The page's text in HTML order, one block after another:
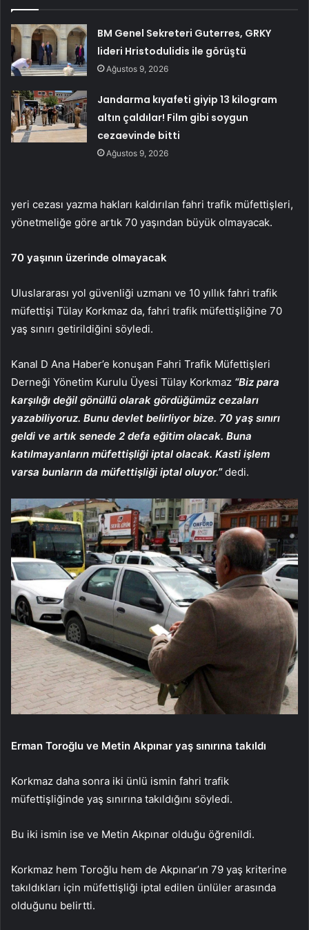
BM Genel Sekreteri Guterres, GRKY
lideri Hristodulidis ile görüştü
Ağustos 9, 2026
Jandarma kıyafeti giyip 13 kilogram
altın çaldılar! Film gibi soygun
cezaevinde bitti
Ağustos 9, 2026
yeri cezası yazma hakları kaldırılan fahri trafik müfettişleri,
yönetmeliğe göre artık 70 yaşından büyük olmayacak.
70 yaşının üzerinde olmayacak
Uluslararası yol güvenliği uzmanı ve 10 yıllık fahri trafik
müfettişi Tülay Korkmaz da, fahri trafik müfettişliğine 70
yaş sınırı getirildiğini söyledi.
Kanal D Ana Haber’e konuşan Fahri Trafik Müfettişleri
Derneği Yönetim Kurulu Üyesi Tülay Korkmaz “Biz para
karşılığı değil gönüllü olarak gördüğümüz cezaları
yazabiliyoruz. Bunu devlet belirliyor bize. 70 yaş sınırı
geldi ve artık senede 2 defa eğitim olacak. Buna
katılmayanların müfettişliği iptal olacak. Kasti işlem
varsa bunların da müfettişliği iptal oluyor.”dedi.
Erman Toroğlu ve Metin Akpınar yaş sınırına takıldı
Korkmaz daha sonra iki ünlü ismin fahri trafik
müfettişliğinde yaş sınırına takıldığını söyledi.
Bu iki ismin ise ve Metin Akpınar olduğu öğrenildi.
Korkmaz hem Toroğlu hem de Akpınar’ın 79 yaş kriterine
takıldıkları için müfettişliği iptal edilen ünlüler arasında
olduğunu belirtti.